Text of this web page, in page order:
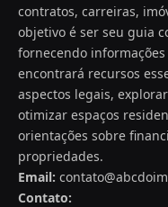
contratos, carreiras,
objetivo é ser seu guia
fornecendo
encontrará recursos
aspectos legais,
otimizar espaços
orientações sobre
propriedades.
Email:
Contato: